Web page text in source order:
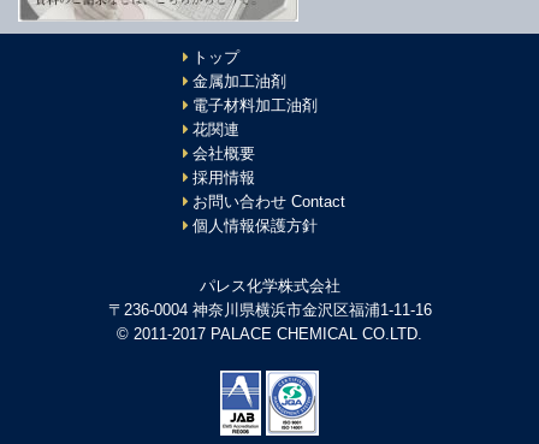
トップ
金属加工油剤
電子材料加工油剤
花関連
会社概要
採用情報
お問い合わせ Contact
個人情報保護方針
パレス化学株式会社
〒236-0004 神奈川県横浜市金沢区福浦1-11-16
© 2011-2017 PALACE CHEMICAL CO.LTD.